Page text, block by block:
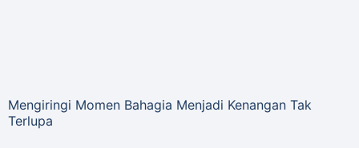
Mengiringi Momen Bahagia Menjadi Kenangan Tak
Terlupa